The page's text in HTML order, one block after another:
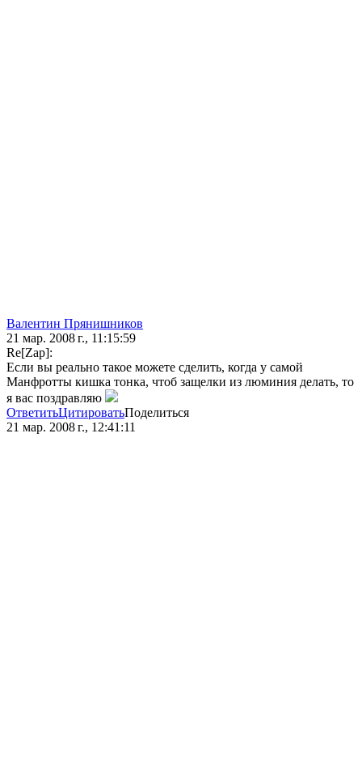
Валентин Прянишников
21 мар. 2008 г., 11:15:59
Re[Zap]:
Если вы реально такое можете сделить, когда у самой
Манфротты кишка тонка, чтоб защелки из люминия делать, то
я вас поздравляю
ОтветитьЦитироватьПоделиться
21 мар. 2008 г., 12:41:11